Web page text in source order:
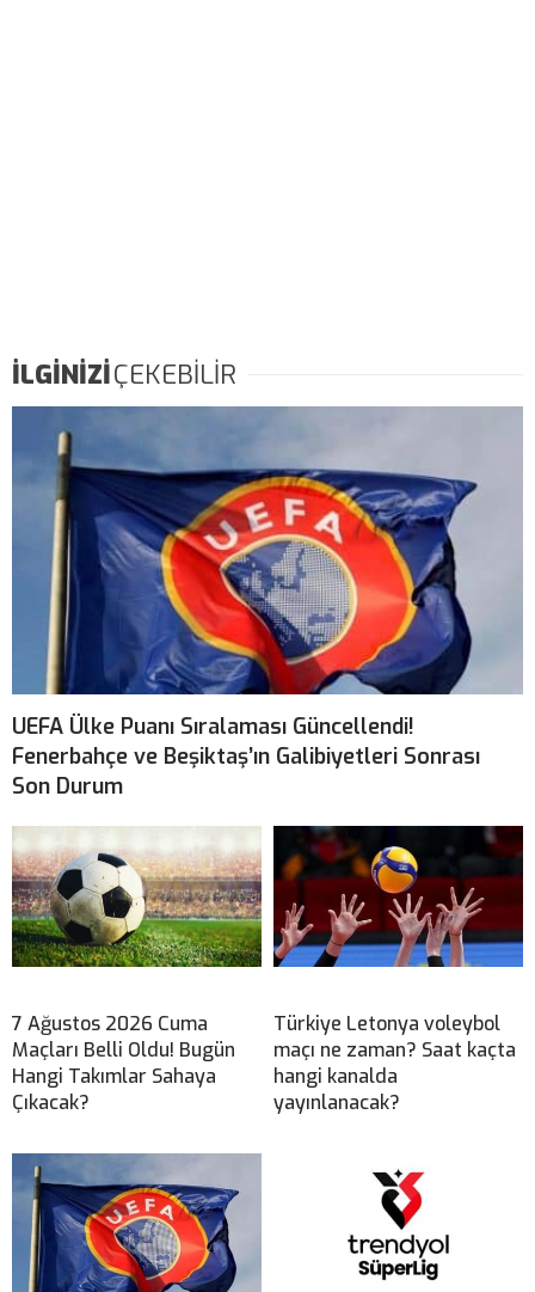
İLGİNİZİÇEKEBİLİR
UEFA Ülke Puanı Sıralaması Güncellendi!
Fenerbahçe ve Beşiktaş’ın Galibiyetleri Sonrası
Son Durum
7 Ağustos 2026 Cuma
Maçları Belli Oldu! Bugün
Hangi Takımlar Sahaya
Çıkacak?
Türkiye Letonya voleybol
maçı ne zaman? Saat kaçta
hangi kanalda
yayınlanacak?